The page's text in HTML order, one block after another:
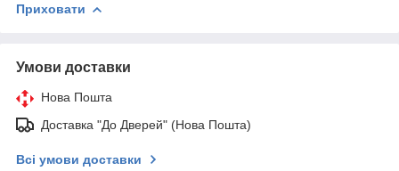
Приховати
Умови доставки
Нова Пошта
Доставка "До Дверей" (Нова Пошта)
Всі умови доставки